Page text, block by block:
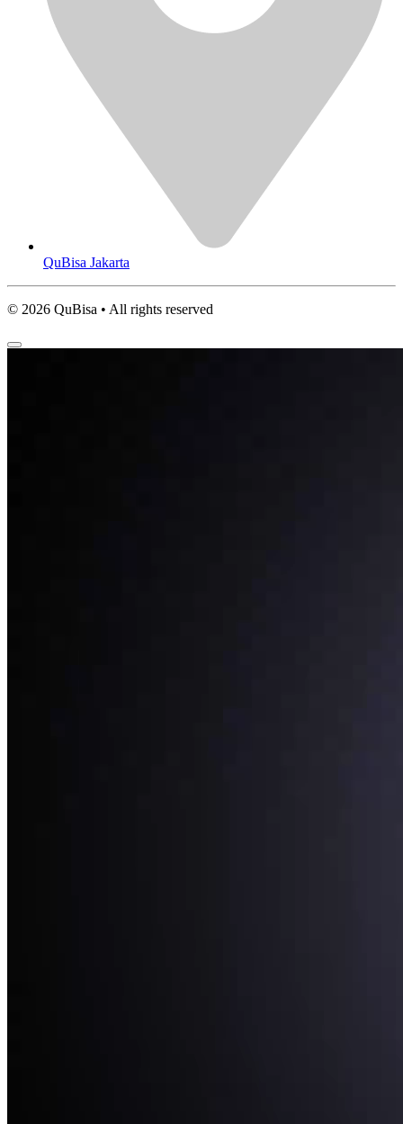
QuBisa Jakarta
© 2026 QuBisa • All rights reserved